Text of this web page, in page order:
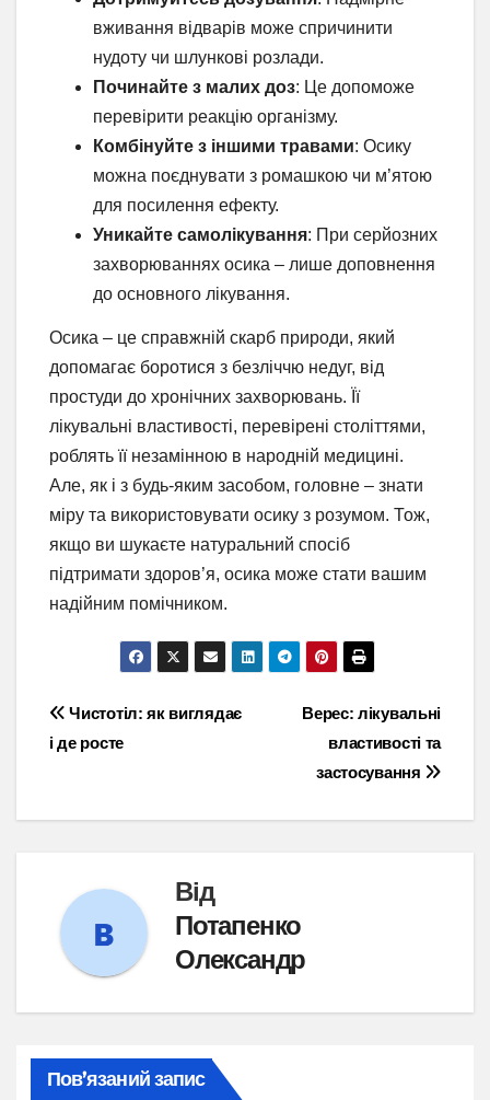
вживання відварів може спричинити
нудоту чи шлункові розлади.
Починайте з малих доз: Це допоможе
перевірити реакцію організму.
Комбінуйте з іншими травами: Осику
можна поєднувати з ромашкою чи м’ятою
для посилення ефекту.
Уникайте самолікування: При серйозних
захворюваннях осика – лише доповнення
до основного лікування.
Осика – це справжній скарб природи, який
допомагає боротися з безліччю недуг, від
простуди до хронічних захворювань. Її
лікувальні властивості, перевірені століттями,
роблять її незамінною в народній медицині.
Але, як і з будь-яким засобом, головне – знати
міру та використовувати осику з розумом. Тож,
якщо ви шукаєте натуральний спосіб
підтримати здоров’я, осика може стати вашим
надійним помічником.
Навігація
записів
Верес: лікувальні
властивості та
застосування
Чистотіл: як виглядає
і де росте
Від
Потапенко
Олександр
Пов’язаний запис